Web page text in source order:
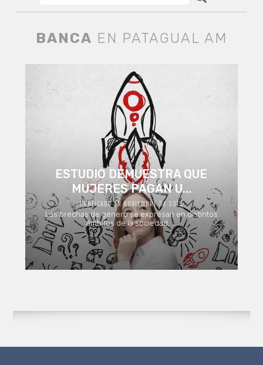
BANCA EN PATAGUAL AM
ESTUDIO DEMUESTRA QUE
MUJERES PAGAN U...
PUBLICADO EN NOVIEMBRE DE 2019
Las brechas de género se expresan en distintos
ámbitos de la sociedad, ...